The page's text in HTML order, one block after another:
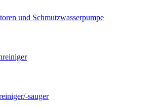
und Schmutzwasserpumpe
sauger